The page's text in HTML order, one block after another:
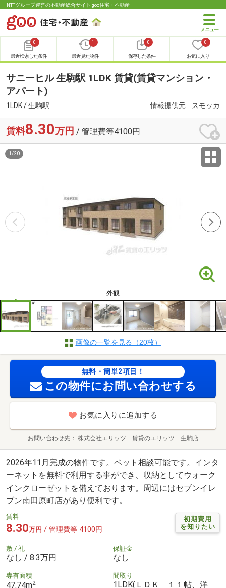
NTTグループ運営の不動産総合サイト goo住宅・不動産
0
最近検索した条件
1
最近見た物件
0
保存した条件
0
お気に入り
サニーヒル 生駒駅 1LDK 賃貸(賃貸マンション・
アパート)
1LDK / 生駒駅 情報提供元 スモッカ
賃料8.30万円 / 管理費等4100円
外観
1 /20
画像の一覧を見る（20枚）
無料・簡単2項目！
この物件にお問い合わせする
お気に入りに追加する
お問い合わせ先 株式会社エリッツ 賃貸のエリッツ 生駒店
2026年11月完成の物件です。ペット相談可能です。インタ
ーネットを無料で利用する事ができ、収納としてウォーク
インクローゼットを備えております。周辺にはセブンイレ
ブン南田原町店があり便利です。
初期費用
を知りたい
賃料
8.30万円 / 管理費等 4100円
敷 / 礼
なし / 8.3万円
保証金
なし
専有面積
47.74m2
間取り
1LDK(ＬＤＫ １１帖、洋